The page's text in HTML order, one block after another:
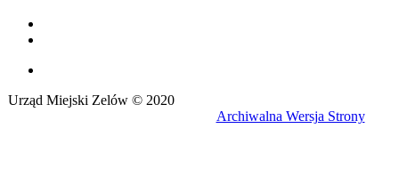
Urząd Miejski Zelów © 2020
Archiwalna Wersja Strony